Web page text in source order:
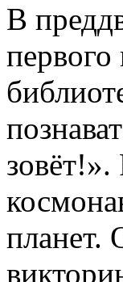
В
зовёт!».
планет.